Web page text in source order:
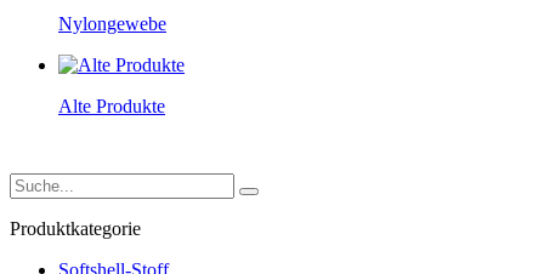
Nylongewebe
Alte Produkte
Produktkategorie
Softshell-Stoff